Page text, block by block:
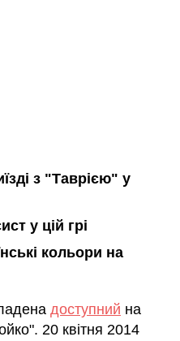
з "Таврією" у
у цій грі
кольори на
доступний на
20 квітня 2014